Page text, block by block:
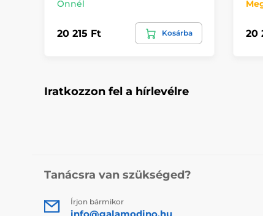
Önnél
20 215 Ft Kosárba 20
Iratkozzon fel a hírlevélre
Tanácsra van szükséged?
Írjon bármikor